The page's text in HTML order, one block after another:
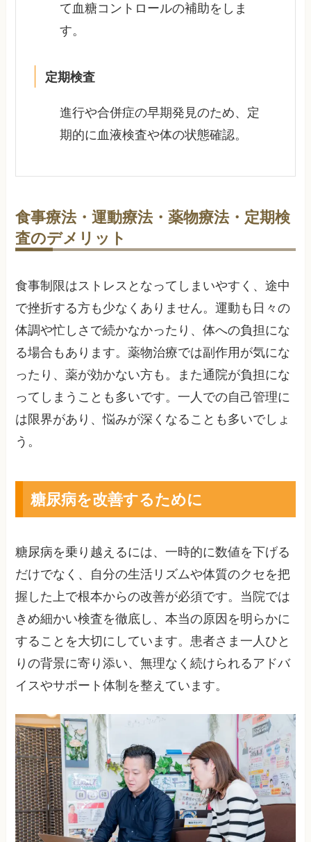
て血糖コントロールの補助をしま
す。
定期検査
進行や合併症の早期発見のため、定
期的に血液検査や体の状態確認。
食事療法・運動療法・薬物療法・定期検
査のデメリット
食事制限はストレスとなってしまいやすく、途中
で挫折する方も少なくありません。運動も日々の
体調や忙しさで続かなかったり、体への負担にな
る場合もあります。薬物治療では副作用が気にな
ったり、薬が効かない方も。また通院が負担にな
ってしまうことも多いです。一人での自己管理に
は限界があり、悩みが深くなることも多いでしょ
う。
糖尿病を改善するために
糖尿病を乗り越えるには、一時的に数値を下げる
だけでなく、自分の生活リズムや体質のクセを把
握した上で根本からの改善が必須です。当院では
きめ細かい検査を徹底し、本当の原因を明らかに
することを大切にしています。患者さま一人ひと
りの背景に寄り添い、無理なく続けられるアドバ
イスやサポート体制を整えています。